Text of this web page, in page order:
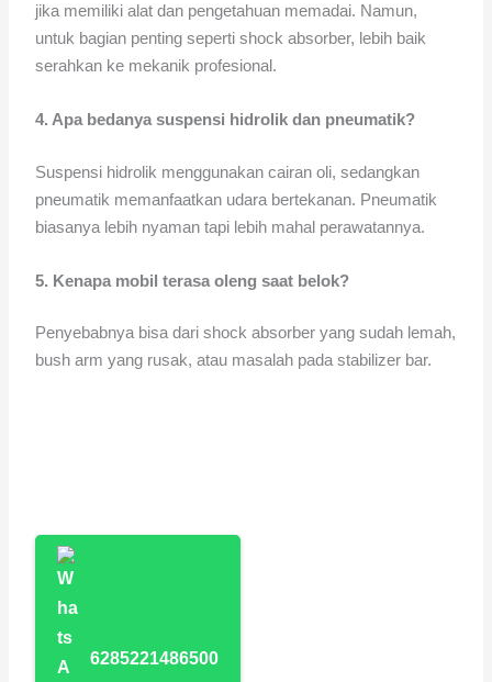
jika memiliki alat dan pengetahuan memadai. Namun,
untuk bagian penting seperti shock absorber, lebih baik
serahkan ke mekanik profesional.
4. Apa bedanya suspensi hidrolik dan pneumatik?
Suspensi hidrolik menggunakan cairan oli, sedangkan
pneumatik memanfaatkan udara bertekanan. Pneumatik
biasanya lebih nyaman tapi lebih mahal perawatannya.
5. Kenapa mobil terasa oleng saat belok?
Penyebabnya bisa dari shock absorber yang sudah lemah,
bush arm yang rusak, atau masalah pada stabilizer bar.
6285221486500